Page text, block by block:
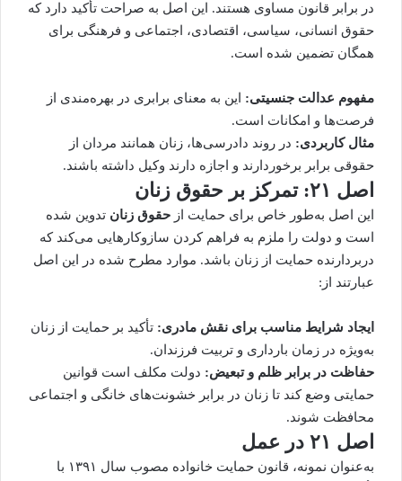
در برابر قانون مساوی هستند. این اصل به صراحت تأکید دارد که
حقوق انسانی، سیاسی، اقتصادی، اجتماعی و فرهنگی برای
همگان تضمین شده است.
مفهوم عدالت جنسیتی: این به معنای برابری در بهره‌مندی از
فرصت‌ها و امکانات است.
مثال کاربردی: در روند دادرسی‌ها، زنان همانند مردان از
حقوقی برابر برخوردارند و اجازه دارند وکیل داشته باشند.
اصل ۲۱: تمرکز بر حقوق زنان
این اصل به‌طور خاص برای حمایت از حقوق زنان تدوین شده
است و دولت را ملزم به فراهم کردن سازوکارهایی می‌کند که
دربردارنده حمایت از زنان باشد. موارد مطرح شده در این اصل
عبارتند از:
ایجاد شرایط مناسب برای نقش مادری: تأکید بر حمایت از زنان
به‌ویژه در زمان بارداری و تربیت فرزندان.
حفاظت در برابر ظلم و تبعیض: دولت مکلف است قوانین
حمایتی وضع کند تا زنان در برابر خشونت‌های خانگی و اجتماعی
محافظت شوند.
اصل ۲۱ در عمل
به‌عنوان نمونه، قانون حمایت خانواده مصوب سال ۱۳۹۱ با